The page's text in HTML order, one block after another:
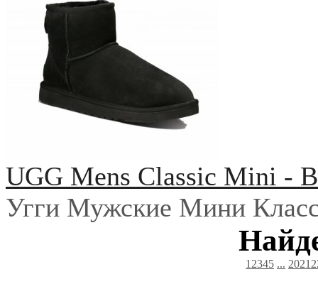
UGG Mens Classic Mini -
Угги Мужские Мини
1 2345 ... 2021